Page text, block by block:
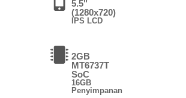
5.5"
(1280x720)
IPS LCD
2GB
MT6737T
SoC
16GB
Penyimpanan